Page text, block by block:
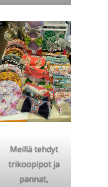
Meillä tehdyt
trikoopipot ja
pannat,